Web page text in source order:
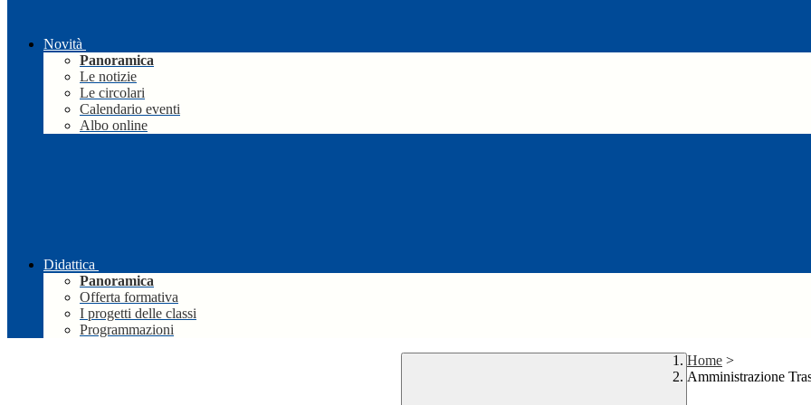
Novità
Panoramica
Le notizie
Le circolari
Calendario eventi
Albo online
Didattica
Panoramica
Offerta formativa
I progetti delle classi
Programmazioni
Home >
Amministrazione